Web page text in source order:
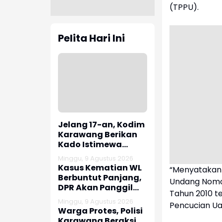
Pelita Hari Ini
Jelang 17-an, Kodim
Karawang Berikan
Kado Istimewa
Untuk Warga Desa
Kalijati Jatisari
Minggu, 9 Agustus 2026
Kasus Kematian WL
Berbuntut Panjang,
DPR Akan Panggil
Polda Sumut dan
Keluarga Korban
Minggu, 9 Agustus 2026
Warga Protes, Polisi
(TPPU).
Undang
Tahun 2010
Pencucian